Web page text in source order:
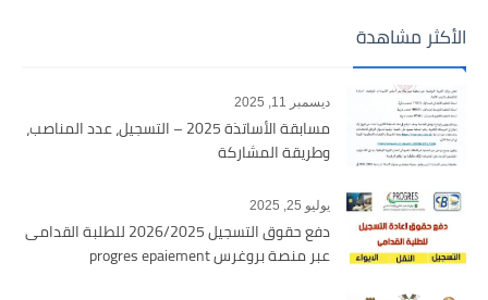
الأكثر مشاهدة
ديسمبر 11, 2025
مسابقة الأساتذة 2025 – التسجيل، عدد المناصب،
وطريقة المشاركة
يوليو 25, 2025
دفع حقوق التسجيل 2026/2025 للطلبة القدامى
عبر منصة بروغرس progres epaiement